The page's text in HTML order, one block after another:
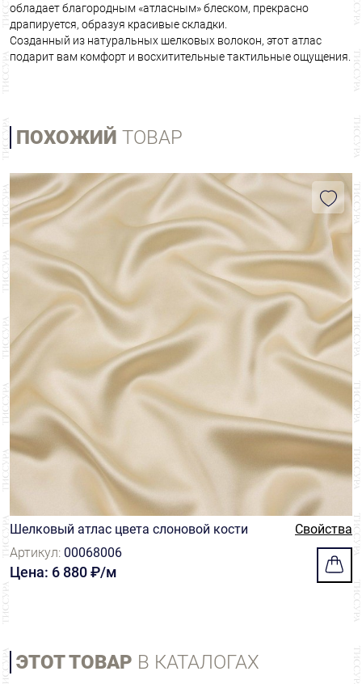
обладает благородным «атласным» блеском, прекрасно
драпируется, образуя красивые складки.
Созданный из натуральных шелковых волокон, этот атлас
подарит вам комфорт и восхитительные тактильные ощущения.
ПОХОЖИЙ ТОВАР
Шелковый атлас цвета слоновой кости
Свойства
Артикул: 00068006
Цена: 6 880 ₽/м
ЭТОТ ТОВАР В КАТАЛОГАХ